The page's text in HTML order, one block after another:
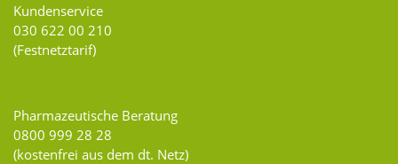
Kundenservice
030 622 00 210
(Festnetztarif)
Pharmazeutische Beratung
0800 999 28 28
(kostenfrei aus dem dt. Netz)